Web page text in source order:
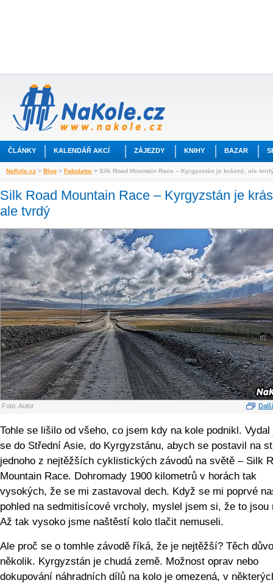
ČLÁNKY KALENDÁŘ AKCÍ ZÁJEZDY KNIHY BAZAR
NaKole.cz > Blog > Fabulator > Silk Road Mountain Race – Kyrgyzstán je krásný, ale
Silk Road Mountain Race – Kyrgyzstán je
ale tvrdý
Foto: Autor
Tohle se lišilo od všeho, co jsem kdy na kole podnikl. Vydal
se do Střední Asie, do Kyrgyzstánu, abych se postavil na
jednoho z nejtěžších cyklistických závodů na světě – Silk
Mountain Race. Dohromady 1900 kilometrů v horách tak
vysokých, že se mi zastavoval dech. Když se mi poprvé
pohled na sedmitisícové vrcholy, myslel jsem si, že to jsou
Až tak vysoko jsme naštěstí kolo tlačit nemuseli.
Ale proč se o tomhle závodě říká, že je nejtěžší? Těch
několik. Kyrgyzstán je chudá země. Možnost oprav nebo
dokupování náhradních dílů na kolo je omezená, v